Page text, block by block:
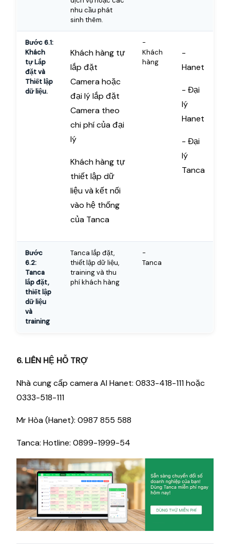
nhu cầu phát
sinh thêm.
Bước 6.1:
Khách
tự Lắp
đặt và
Thiết lập
dữ liệu.
Khách hàng tự
lắp đặt
Camera hoặc
đại lý lắp đặt
Camera theo
chi phí của đại
lý
Khách hàng tự
thiết lập dữ
liệu và kết nối
vào hệ thống
của Tanca
-
Khách
hàng
-
Hanet
- Đại
lý
Hanet
- Đại
lý
Tanca
Bước
6.2:
Tanca
lắp đặt,
thiết lập
dữ liệu
và
training
Tanca lắp đặt,
thiết lập dữ liệu,
training và thu
phí khách hàng
-
Tanca
6. LIÊN HỆ HỖ TRỢ
Nhà cung cấp camera AI Hanet: 0833-418-111 hoặc
0333-518-111
Mr Hòa (Hanet): 0987 855 588
Tanca: Hotline: 0899-1999-54